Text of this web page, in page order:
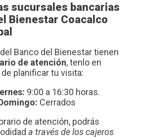
sucursales bancarias
Bienestar Coacalco
Banco del Bienestar tienen
de atención, tenlo en
planificar tu visita:
9:00 a 16:30 horas.
Cerrados
de atención, podrás
a través de los cajeros